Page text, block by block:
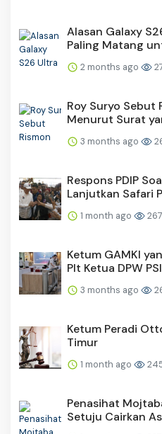
Alasan Galaxy
Paling Matang
2 months ago
Roy Suryo Sebut
Menurut Surat
3 months ago
Respons PDIP
Lanjutkan Safari
1 month ago 267
Ketum GAMKI
Plt Ketua DPW
3 months ago
Ketum Peradi
Timur
1 month ago
Penasihat
Setuju Cairkan